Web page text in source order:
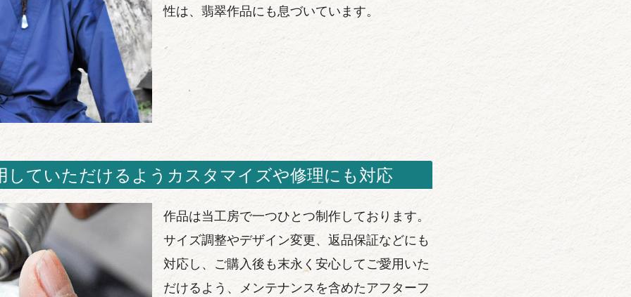
性は、翡翠作品にも息づいています。
していただけるようカスタマイズや修理にも対応
作品は当工房で一つひとつ制作しております。
サイズ調整やデザイン変更、返品保証などにも
対応し、ご購入後も末永く安心してご愛用いた
だけるよう、メンテナンスを含めたアフターフ